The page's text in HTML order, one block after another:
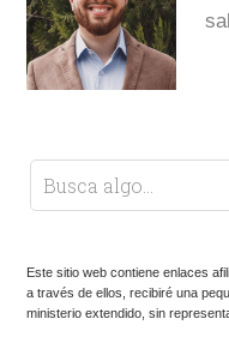
Este sitio web contiene enlaces
a través de ellos, recibiré una
ministerio extendido, sin